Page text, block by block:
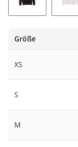
Größe
XS
S
M